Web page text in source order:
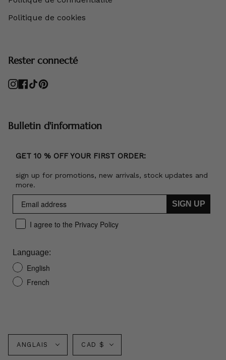
Politique de cookies
Rester connecté
Instagram
Facebook
TikTokPinterest
Bulletin d'information
GET 10 % OFF YOUR FIRST ORDER:
sign up for promotions, new arrivals, stock updates and
more.
SIGN UP
I agree to the Privacy Policy
Language:
English
French
Langue
ANGLAIS Monnaie
CAD $